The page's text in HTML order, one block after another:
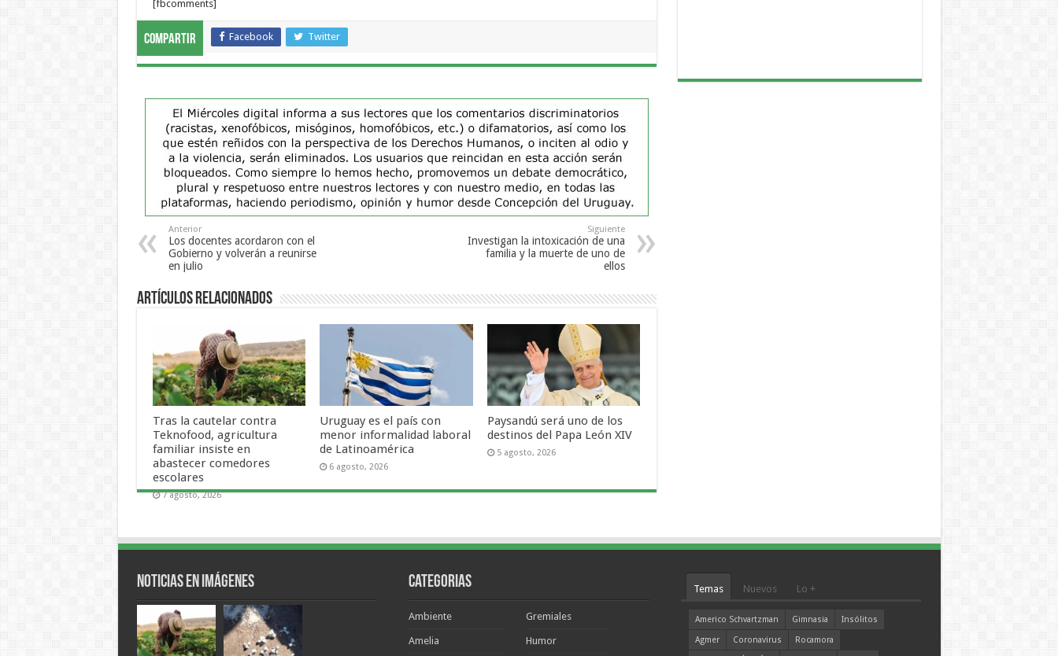
[fbcomments]
Compartir Facebook Twitter
Anterior
Los docentes acordaron con el
Gobierno y volverán a reunirse
en julio
Siguiente
Investigan la intoxicación de una
familia y la muerte de uno de
ellos
Artículos Relacionados
Tras la cautelar contra
Teknofood, agricultura
familiar insiste en
abastecer comedores
escolares
7 agosto, 2026
Uruguay es el país con
menor informalidad laboral
de Latinoamérica
6 agosto, 2026
Paysandú será uno de los
destinos del Papa León XIV
5 agosto, 2026
Noticias en Imágenes Categorias
Ambiente
Amelia
Gremiales
Humor
Temas Nuevos Lo +
Americo Schvartzman Gimnasia
Insólitos
Agmer
Coronavirus
Rocamora